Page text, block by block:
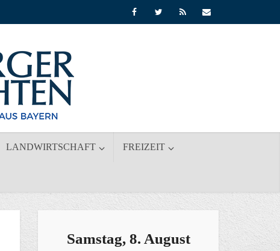
LANDWIRTSCHAFT FREIZEIT
Samstag, 8. August